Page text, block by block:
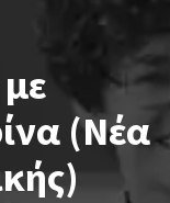
(Νέα